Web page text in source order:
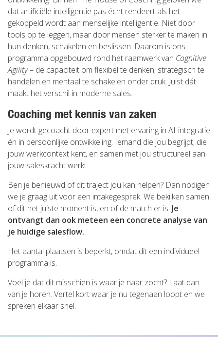
dat artificiële intelligentie pas écht rendeert als het
gekoppeld wordt aan menselijke intelligentie. Niet door
tools op te leggen, maar door mensen sterker te maken in
hun denken, schakelen en beslissen. Daarom is ons
programma opgebouwd rond het raamwerk van Cognitive
Agility– de capaciteit om flexibel te denken, strategisch te
handelen en mentaal te schakelen onder druk. Juist dát
maakt het verschil in moderne sales.
Coaching met kennis van zaken
Je wordt gecoacht door expert met ervaring in AI-integratie
én in persoonlijke ontwikkeling. Iemand die jou begrijpt, die
jouw werkcontext kent, en samen met jou structureel aan
jouw saleskracht werkt.
Ben je benieuwd of dit traject jou kan helpen? Dan nodigen
we je graag uit voor een intakegesprek. We bekijken samen
of dit het juiste moment is, en of de match er is. Je
ontvangt dan ook meteen een concrete analyse van
je huidige salesflow.
Het aantal plaatsen is beperkt, omdat dit een individueel
programma is.
Voel je dat dit misschien is waar je naar zocht? Laat dan
van je horen. Vertel kort waar je nu tegenaan loopt en we
spreken elkaar snel.